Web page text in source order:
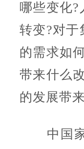
哪些变化
转变?对
的需求如
带来什么
的发展带
中国家